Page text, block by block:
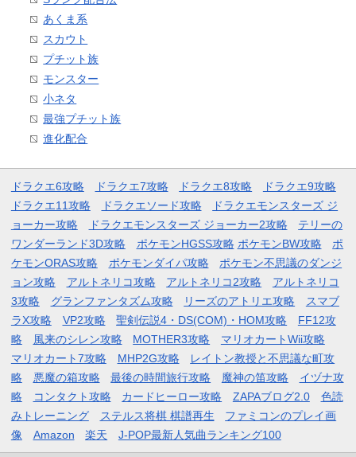
あくま系
スカウト
プチット族
モンスター
小ネタ
最強プチット族
進化配合
ドラクエ6攻略 ドラクエ7攻略 ドラクエ8攻略
ドラクエ9攻略
ドラクエ11攻略
ドラクエソード攻略
ドラクエモンスターズ ジ
ョーカー攻略
ドラクエモンスターズ ジョーカー2攻略
テリーの
ワンダーランド3D攻略
ポケモンHGSS攻略 ポケモンBW攻略
ポ
ケモンORAS攻略
ポケモンダイパ攻略
ポケモン不思議のダンジ
ョン攻略
アルトネリコ攻略 アルトネリコ2攻略
アルトネリコ
3攻略
グランファンタズム攻略 リーズのアトリエ攻略
スマブ
ラX攻略
VP2攻略 聖剣伝説4・DS(COM)・HOM攻略
FF12攻
略
風来のシレン攻略 MOTHER3攻略
マリオカートWii攻略
マリオカート7攻略
MHP2G攻略
レイトン教授と不思議な町攻
略
悪魔の箱攻略 最後の時間旅行攻略 魔神の笛攻略
イヅナ攻
略
コンタクト攻略 カードヒーロー攻略 ZAPAブログ2.0
色読
みトレーニング
ステルス将棋 棋譜再生
ファミコンのプレイ画
像
Amazon 楽天 J-POP最新人気曲ランキング100